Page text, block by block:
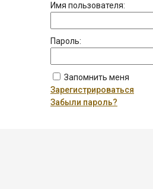
Имя пользователя:
Пароль:
Запомнить меня
Зарегистрироваться
Забыли пароль?